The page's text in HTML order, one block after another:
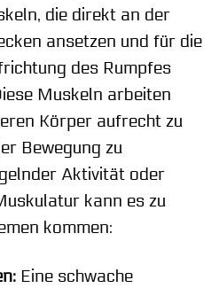
die direkt an der
ansetzen und für die
des Rumpfes
Muskeln arbeiten
Körper aufrecht zu
Bewegung zu
Aktivität oder
kann es zu
kommen:
Eine schwache